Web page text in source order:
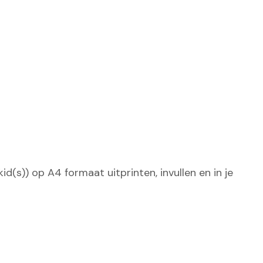
op A4 formaat uitprinten, invullen en in je